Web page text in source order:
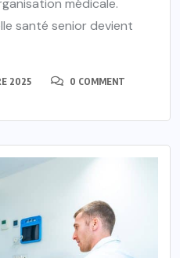
médicale.
santé senior devient
2025 0 COMMENT